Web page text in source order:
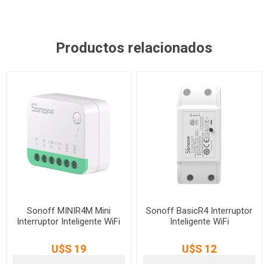
Productos relacionados
Sonoff MINIR4M Mini
Interruptor Inteligente WiFi
U$S 19
Sonoff BasicR4 Interruptor
Inteligente WiFi
U$S 12